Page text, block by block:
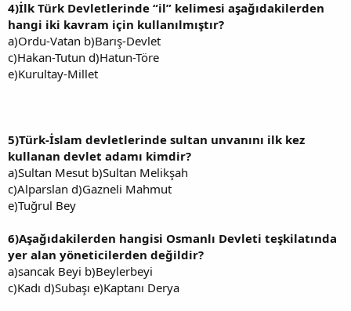
4)İlk Türk Devletlerinde “il” kelimesi aşağıdakilerden
hangi iki kavram için kullanılmıştır?
a)Ordu-Vatan b)Barış-Devlet
c)Hakan-Tutun d)Hatun-Töre
e)Kurultay-Millet
5)Türk-İslam devletlerinde sultan unvanını ilk kez
kullanan devlet adamı kimdir?
a)Sultan Mesut b)Sultan Melikşah
c)Alparslan d)Gazneli Mahmut
e)Tuğrul Bey
6)Aşağıdakilerden hangisi Osmanlı Devleti teşkilatında
yer alan yöneticilerden değildir?
a)sancak Beyi b)Beylerbeyi
c)Kadı d)Subaşı e)Kaptanı Derya